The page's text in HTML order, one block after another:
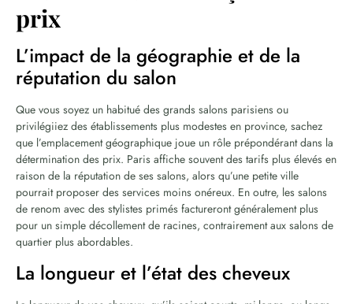
prix
L’impact de la géographie et de la
réputation du salon
Que vous soyez un habitué des grands salons parisiens ou
privilégiiez des établissements plus modestes en province, sachez
que l’emplacement géographique joue un rôle prépondérant dans la
détermination des prix. Paris affiche souvent des tarifs plus élevés en
raison de la réputation de ses salons, alors qu’une petite ville
pourrait proposer des services moins onéreux. En outre, les salons
de renom avec des stylistes primés factureront généralement plus
pour un simple décollement de racines, contrairement aux salons de
quartier plus abordables.
La longueur et l’état des cheveux